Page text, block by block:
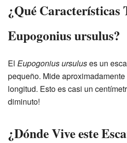
¿Qué Características
Eupogonius ursulus?
El Eupogonius ursuluses un
pequeño. Mide aproximadamente
longitud. Esto es casi un
diminuto!
¿Dónde Vive este